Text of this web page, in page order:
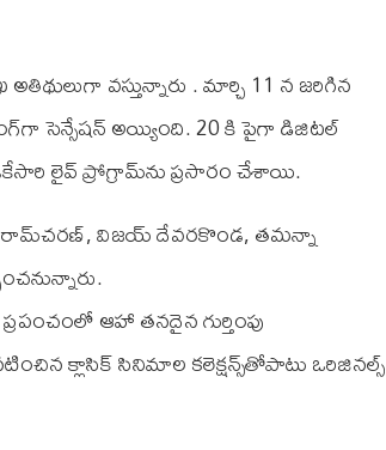
వస్తున్నారు . మార్చి 11 న జరిగిన
సెన్సేషన్‌ అయ్యింది. 20 కి పైగా డిజిటల్
లైవ్ ప్రోగ్రామ్‌ను ప్రసారం చేశాయి.
రామ్‌చరణ్‌, విజయ్ దేవరకొండ, తమన్నా
ఆహా తనదైన గుర్తింపు
క్లాసిక్‌ సినిమాల కలెక్షన్స్‌తోపాటు ఒరిజినల్స్